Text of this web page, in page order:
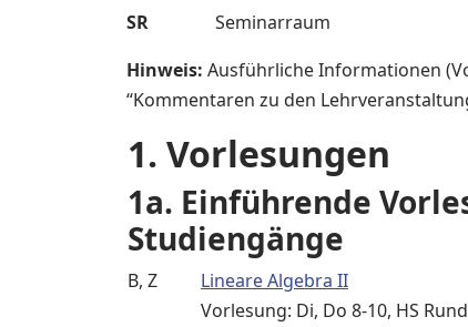
SR
Seminarraum
Hinweis: Ausführliche Informationen
“Kommentaren zu den
1. Vorlesungen
1a. Einführende
Studiengänge
B, Z Lineare Algebra II
Vorlesung: Di, Do 8-10, HS